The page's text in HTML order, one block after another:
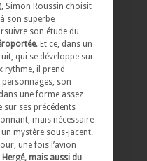
Simon Roussin choisit
son superbe
son étude du
. Et ce, dans un
qui se développe sur
rythme, il prend
personnages, son
une forme assez
sur ses précédents
mais nécessaire
mystère sous-jacent.
une fois l’avion
Hergé, mais aussi du